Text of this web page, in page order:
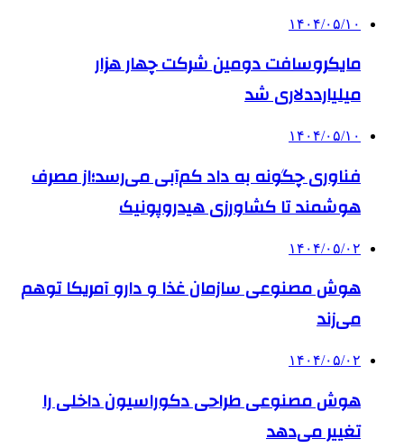
۱۴۰۴/۰۵/۱۰
مایکروسافت دومین شرکت چهار هزار
میلیارددلاری شد
۱۴۰۴/۰۵/۱۰
فناوری چگونه به داد کم‌آبی می‌رسد؛از مصرف
هوشمند تا کشاورزی هیدروپونیک
۱۴۰۴/۰۵/۰۲
هوش مصنوعی سازمان غذا و دارو آمریکا توهم
می‌زند
۱۴۰۴/۰۵/۰۲
هوش مصنوعی طراحی دکوراسیون داخلی را
تغییر می‌دهد